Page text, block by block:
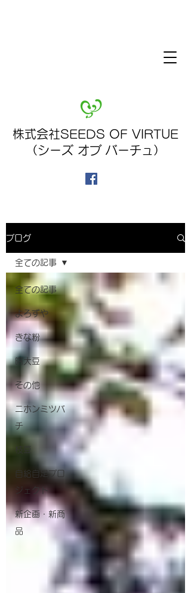
株式会社SEEDS OF VIRTUE
（シーズ オブ バーチュ）
ブログ
全ての記事
よろずや
きな粉
曙大豆
その他
ニホンミツバ
チ
枝豆
自給自足プロ
ジェクト
新企画・新商
品
全ての記事